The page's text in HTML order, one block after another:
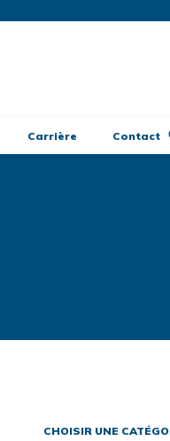
Carrière Contact
CHOISIR UNE